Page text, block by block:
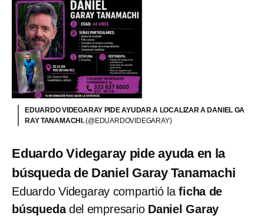
EDUARDO VIDEGARAY PIDE AYUDAR A LOCALIZAR A DANIEL GA
RAY TANAMACHI.(@EDUARDOVIDEGARAY)
Eduardo Videgaray pide ayuda en la
búsqueda de Daniel Garay Tanamachi
Eduardo Videgaray compartió laficha de
búsquedadel empresario Daniel Garay